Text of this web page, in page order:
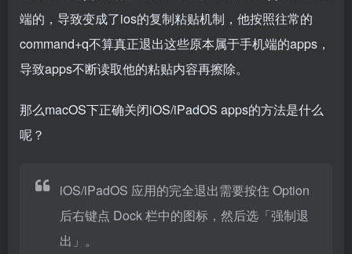
端的，导致变成了ios的复制粘贴机制，他按照往常的
command+q不算真正退出这些原本属于手机端的apps，
导致apps不断读取他的粘贴内容再擦除。
那么macOS下正确关闭iOS/iPadOS apps的方法是什么
呢？
iOS/iPadOS 应用的完全退出需要按住 Option
后右键点 Dock 栏中的图标，然后选「强制退
出」。